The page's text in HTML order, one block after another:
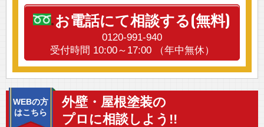
お電話にて相談する(無料)
0120-991-940
受付時間 10:00～17:00 （年中無休）
WEBの方
はこちら
外壁・屋根塗装の
プロに相談しよう!!